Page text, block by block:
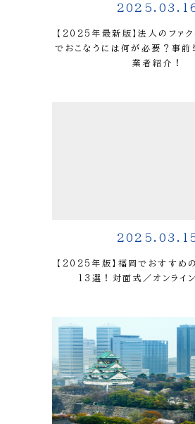
【2025年最新版】法人のファク
でおこなうには何が必要？事前
業者紹介！
【2025年版】福岡でおすすめの
13選！対面式／オンライ